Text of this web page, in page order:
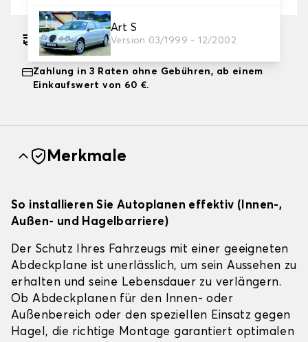
Art S
Version 03/1999 - 12/2002
Geschätzter kostenloser Versand am
17.08.2026
Zahlung in 3 Raten ohne Gebühren, ab einem
Einkaufswert von 60 €.
Merkmale
So installieren Sie Autoplanen effektiv (Innen-,
Außen- und Hagelbarriere)
Der Schutz Ihres Fahrzeugs mit einer geeigneten
Abdeckplane ist unerlässlich, um sein Aussehen zu
erhalten und seine Lebensdauer zu verlängern.
Ob Abdeckplanen für den Innen- oder
Außenbereich oder den speziellen Einsatz gegen
Hagel, die richtige Montage garantiert optimalen